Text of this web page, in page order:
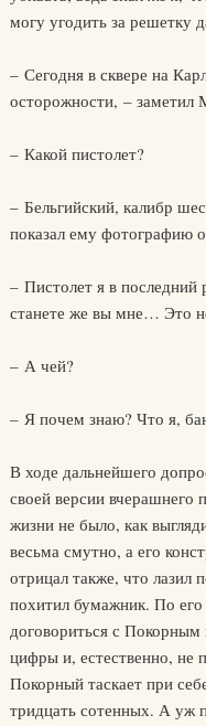
могу угодить за решетку
– Сегодня в сквере на
осторожности, – заметил
– Какой пистолет?
– Бельгийский, калибр
показал ему фотографию
– Пистолет я в
станете же вы мне… Это
– А чей?
– Я почем знаю? Что я,
В ходе дальнейшего
своей версии вчерашнего
жизни не было, как
весьма смутно, а его
отрицал также, что лазил
похитил бумажник. По
договориться с Покорным
цифры и, естественно, не
Покорный таскает при
тридцать сотенных. А уж